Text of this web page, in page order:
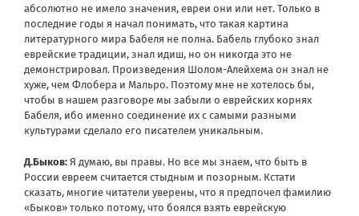
абсолютно не имело значения, евреи они или нет. Только в
последние годы я начал понимать, что такая картина
литературного мира Бабеля не полна. Бабель глубоко знал
еврейские традиции, знал идиш, но он никогда это не
демонстрировал. Произведения Шолом-Алейхема он знал не
хуже, чем Флобера и Мальро. Поэтому мне не хотелось бы,
чтобы в нашем разговоре мы забыли о еврейских корнях
Бабеля, ибо именно соединение их с самыми разными
культурами сделало его писателем уникальным.
Д.Быков: Я думаю, вы правы. Но все мы знаем, что быть в
России евреем считается стыдным и позорным. Кстати
сказать, многие читатели уверены, что я предпочел фамилию
«Быков» только потому, что боялся взять еврейскую